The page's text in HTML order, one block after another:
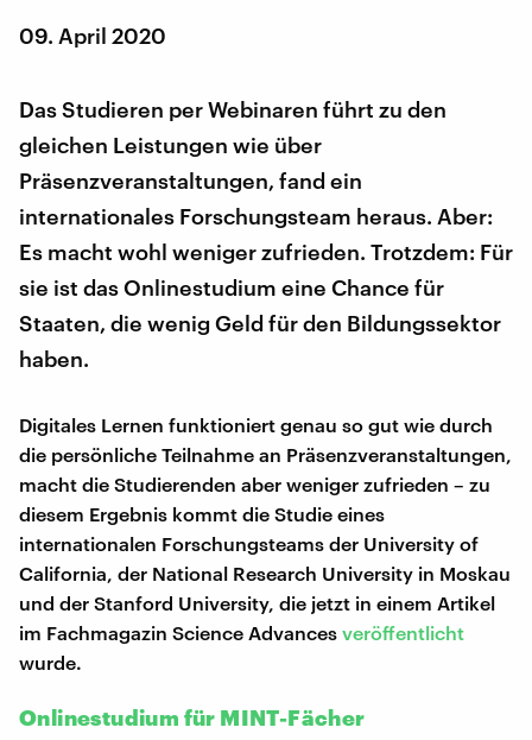
09. April 2020
Das Studieren per Webinaren führt zu den
gleichen Leistungen wie über
Präsenzveranstaltungen, fand ein
internationales Forschungsteam heraus. Aber:
Es macht wohl weniger zufrieden. Trotzdem: Für
sie ist das Onlinestudium eine Chance für
Staaten, die wenig Geld für den Bildungssektor
haben.
Digitales Lernen funktioniert genau so gut wie durch
die persönliche Teilnahme an Präsenzveranstaltungen,
macht die Studierenden aber weniger zufrieden – zu
diesem Ergebnis kommt die Studie eines
internationalen Forschungsteams der University of
California, der National Research University in Moskau
und der Stanford University, die jetzt in einem Artikel
im Fachmagazin Science Advances veröffentlicht
wurde.
Onlinestudium für MINT-Fächer